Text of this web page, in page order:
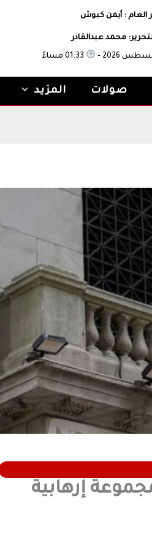
العام : أيمن كبوش
محمد عبدالقادر
01:33 مساءً
صولات المزيد
إرهابية